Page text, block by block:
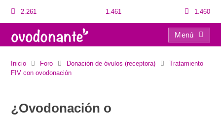
2.261 1.461 1.460
Menú
Inicio Foro Donación de óvulos (receptora)
Tratamiento
FIV con ovodonación
¿Ovodonación o